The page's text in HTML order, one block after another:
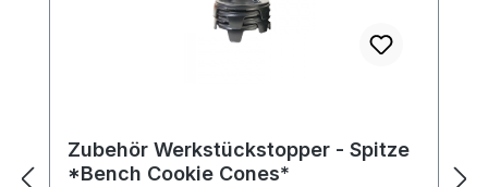
Zubehör Werkstückstopper - Spitze
*Bench Cookie Cones*